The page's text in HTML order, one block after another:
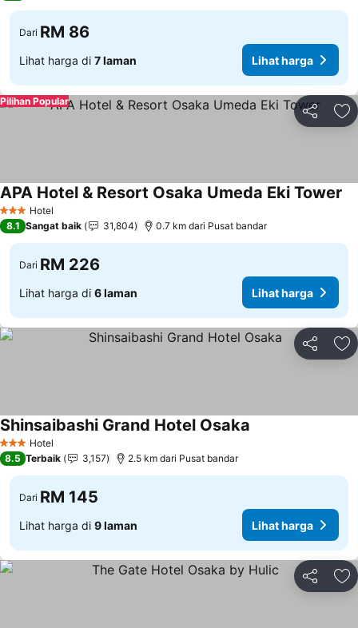
Dari RM 86
Lihat harga di 7 laman Lihat harga
Kongsi
Pilihan Popular
3 BintangHotel
APA Hotel & Resort Osaka Umeda Eki Tower
8.1 Sangat baik 31,804 0.7 km dari Pusat bandar
Dari RM 226
Lihat harga di 6 laman Lihat harga
Kongsi
3 BintangHotel
Shinsaibashi Grand Hotel Osaka
8.5 Terbaik 3,157 2.5 km dari Pusat bandar
Dari RM 145
Lihat harga di 9 laman Lihat harga
Kongsi